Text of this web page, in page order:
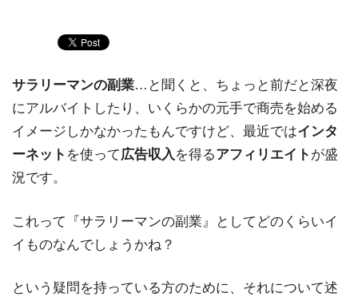
サラリーマンの副業…と聞くと、ちょっと前だと深夜
にアルバイトしたり、いくらかの元手で商売を始める
イメージしかなかったもんですけど、最近ではインタ
ーネット を使って広告収入を得るアフィリエイト が盛
況です。
これって『サラリーマンの副業』としてどのくらいイ
イものなんでしょうかね？
という疑問を持っている方のために、それについて述